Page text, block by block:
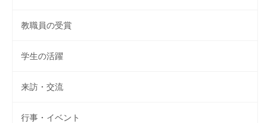
教職員の受賞
学生の活躍
来訪・交流
行事・イベント